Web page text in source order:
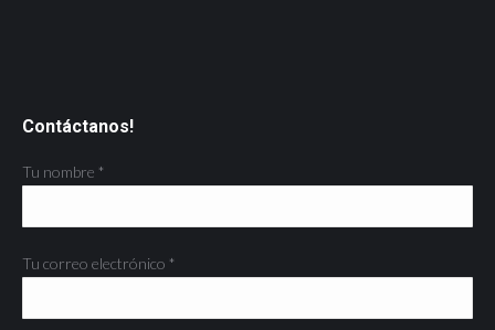
Contáctanos!
Tu nombre *
Tu correo electrónico *